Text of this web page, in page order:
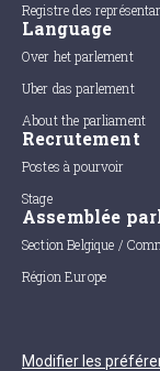
Registre des
Language
Over het parlement
Uber das parlement
About the parliament
Recrutement
Postes à pourvoir
Stage
Assemblée
Section Belgique /
Région Europe
Modifier les